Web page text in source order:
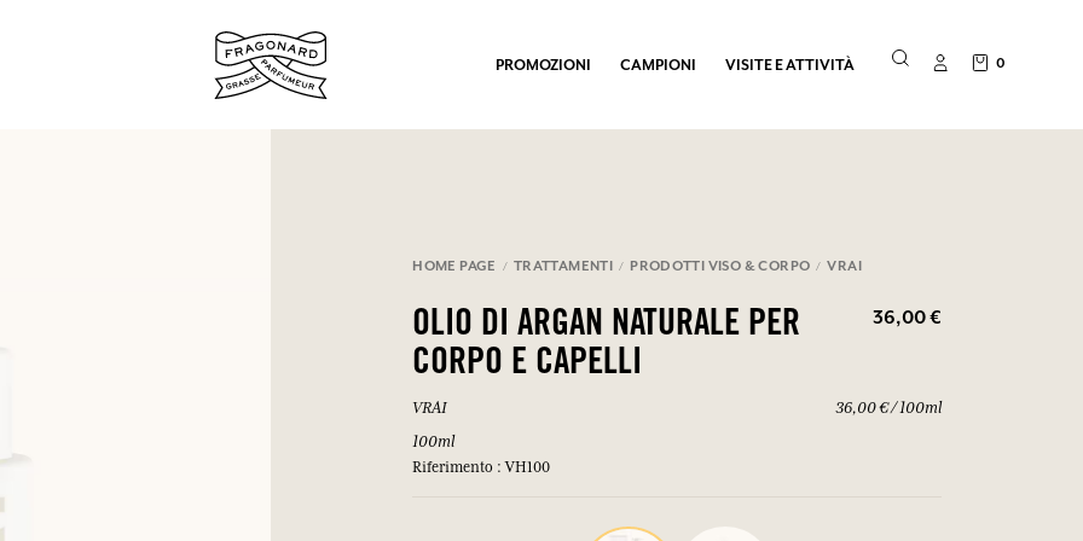
PROMOZIONI CAMPIONI VISITE E ATTIVITÀ 0
HOME PAGE TRATTAMENTI PRODOTTI VISO & CORPO VRAI
OLIO DI ARGAN NATURALE PER
CORPO E CAPELLI
36,00 €
VRAI
100ml
Riferimento : VH100
36,00 € / 100ml